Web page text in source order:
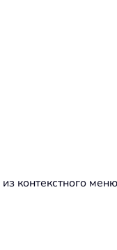
из контекстного